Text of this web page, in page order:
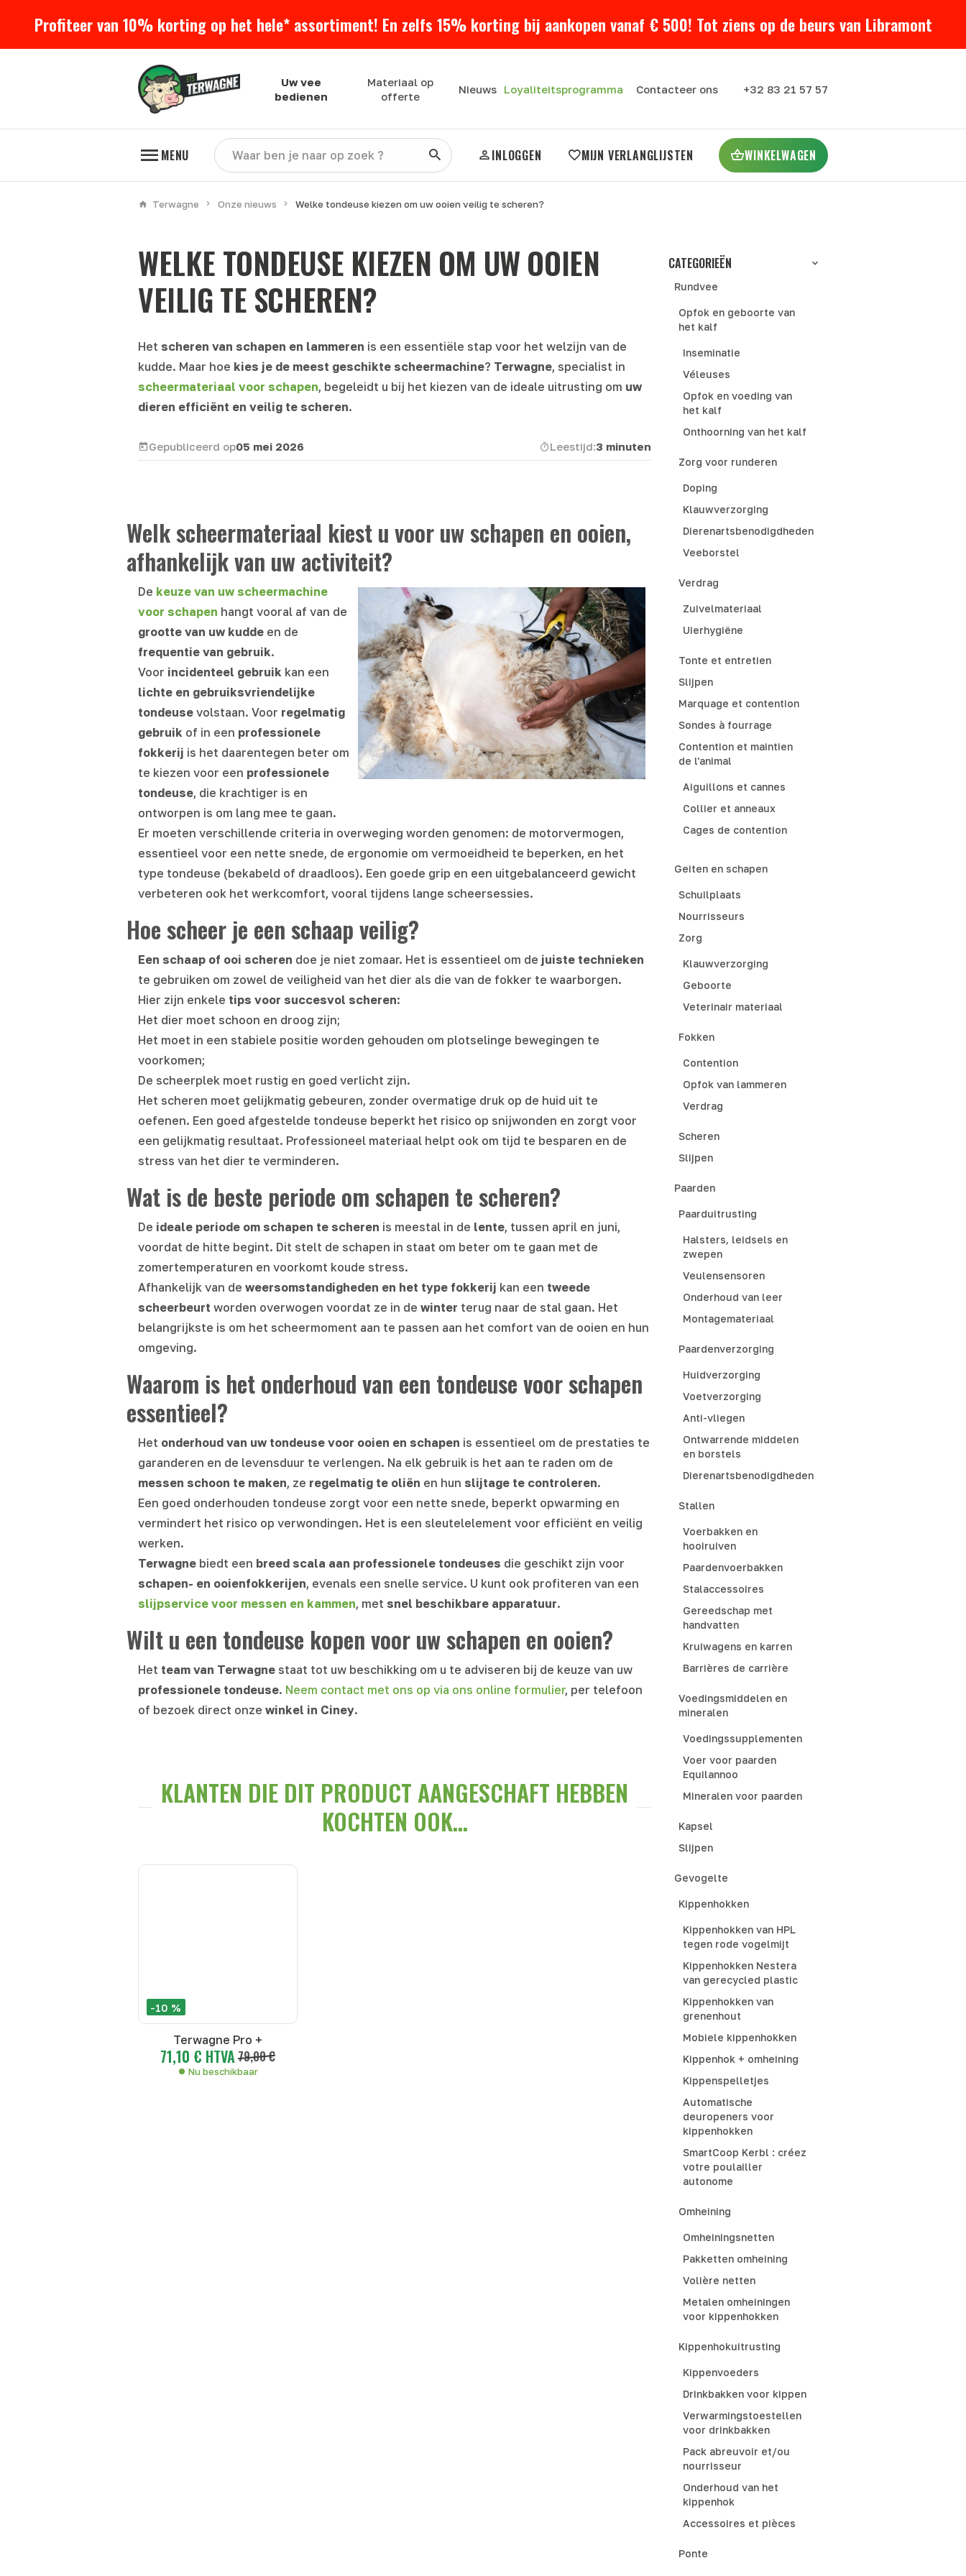
Profiteer van 10% korting op het hele* assortiment! En zelfs 15% korting bij aankopen vanaf € 500! Tot ziens op de beurs van Libramont
Uw vee
bedienen
Materiaal op
offerte
Nieuws Loyaliteitsprogramma Contacteer ons +32 83 21 57 57
MENU INLOGGEN MIJN VERLANGLIJSTEN WINKELWAGEN
Terwagne Onze nieuws Welke tondeuse kiezen om uw ooien veilig te scheren?
WELKE TONDEUSE KIEZEN OM UW OOIEN
VEILIG TE SCHEREN?
Het scheren van schapen en lammeren is een essentiële stap voor het welzijn van de
kudde. Maar hoe kies je de meest geschikte scheermachine? Terwagne, specialist in
scheermateriaal voor schapen, begeleidt u bij het kiezen van de ideale uitrusting om uw
dieren efficiënt en veilig te scheren.
Gepubliceerd op05 mei 2026 Leestijd:3 minuten
Welk scheermateriaal kiest u voor uw schapen en ooien,
afhankelijk van uw activiteit?
De keuze van uw scheermachine
voor schapen hangt vooral af van de
grootte van uw kudde en de
frequentie van gebruik.
Voor incidenteel gebruik kan een
lichte en gebruiksvriendelijke
tondeuse volstaan. Voor regelmatig
gebruik of in een professionele
fokkerij is het daarentegen beter om
te kiezen voor een professionele
tondeuse, die krachtiger is en
ontworpen is om lang mee te gaan.
Er moeten verschillende criteria in overweging worden genomen: de motorvermogen,
essentieel voor een nette snede, de ergonomie om vermoeidheid te beperken, en het
type tondeuse (bekabeld of draadloos). Een goede grip en een uitgebalanceerd gewicht
verbeteren ook het werkcomfort, vooral tijdens lange scheersessies.
Hoe scheer je een schaap veilig?
Een schaap of ooi scheren doe je niet zomaar. Het is essentieel om de juiste technieken
te gebruiken om zowel de veiligheid van het dier als die van de fokker te waarborgen.
Hier zijn enkele tips voor succesvol scheren:
Het dier moet schoon en droog zijn;
Het moet in een stabiele positie worden gehouden om plotselinge bewegingen te
voorkomen;
De scheerplek moet rustig en goed verlicht zijn.
Het scheren moet gelijkmatig gebeuren, zonder overmatige druk op de huid uit te
oefenen. Een goed afgestelde tondeuse beperkt het risico op snijwonden en zorgt voor
een gelijkmatig resultaat. Professioneel materiaal helpt ook om tijd te besparen en de
stress van het dier te verminderen.
Wat is de beste periode om schapen te scheren?
De ideale periode om schapen te scheren is meestal in de lente, tussen april en juni,
voordat de hitte begint. Dit stelt de schapen in staat om beter om te gaan met de
zomertemperaturen en voorkomt koude stress.
Afhankelijk van de weersomstandigheden en het type fokkerij kan een tweede
scheerbeurt worden overwogen voordat ze in de winter terug naar de stal gaan. Het
belangrijkste is om het scheermoment aan te passen aan het comfort van de ooien en hun
omgeving.
Waarom is het onderhoud van een tondeuse voor schapen
essentieel?
Het onderhoud van uw tondeuse voor ooien en schapen is essentieel om de prestaties te
garanderen en de levensduur te verlengen. Na elk gebruik is het aan te raden om de
messen schoon te maken, ze regelmatig te oliën en hun slijtage te controleren.
Een goed onderhouden tondeuse zorgt voor een nette snede, beperkt opwarming en
vermindert het risico op verwondingen. Het is een sleutelelement voor efficiënt en veilig
werken.
Terwagne biedt een breed scala aan professionele tondeuses die geschikt zijn voor
schapen- en ooienfokkerijen, evenals een snelle service. U kunt ook profiteren van een
slijpservice voor messen en kammen, met snel beschikbare apparatuur.
Wilt u een tondeuse kopen voor uw schapen en ooien?
Het team van Terwagne staat tot uw beschikking om u te adviseren bij de keuze van uw
professionele tondeuse. Neem contact met ons op via ons online formulier, per telefoon
of bezoek direct onze winkel in Ciney.
KLANTEN DIE DIT PRODUCT AANGESCHAFT HEBBEN
KOCHTEN OOK...
-10 %
Terwagne Pro +
71,10 € HTVA79,00 €
Nu beschikbaar
CATEGORIEËN
Rundvee
Opfok en geboorte van
het kalf
Inseminatie
Véleuses
Opfok en voeding van
het kalf
Onthoorning van het kalf
Zorg voor runderen
Doping
Klauwverzorging
Dierenartsbenodigdheden
Veeborstel
Verdrag
Zuivelmateriaal
Uierhygiëne
Tonte et entretien
Slijpen
Marquage et contention
Sondes à fourrage
Contention et maintien
de l'animal
Aiguillons et cannes
Collier et anneaux
Cages de contention
Geiten en schapen
Schuilplaats
Nourrisseurs
Zorg
Klauwverzorging
Geboorte
Veterinair materiaal
Fokken
Contention
Opfok van lammeren
Verdrag
Scheren
Slijpen
Paarden
Paarduitrusting
Halsters, leidsels en
zwepen
Veulensensoren
Onderhoud van leer
Montagemateriaal
Paardenverzorging
Huidverzorging
Voetverzorging
Anti-vliegen
Ontwarrende middelen
en borstels
Dierenartsbenodigdheden
Stallen
Voerbakken en
hooiruiven
Paardenvoerbakken
Stalaccessoires
Gereedschap met
handvatten
Kruiwagens en karren
Barrières de carrière
Voedingsmiddelen en
mineralen
Voedingssupplementen
Voer voor paarden
Equilannoo
Mineralen voor paarden
Kapsel
Slijpen
Gevogelte
Kippenhokken
Kippenhokken van HPL
tegen rode vogelmijt
Kippenhokken Nestera
van gerecycled plastic
Kippenhokken van
grenenhout
Mobiele kippenhokken
Kippenhok + omheining
Kippenspelletjes
Automatische
deuropeners voor
kippenhokken
SmartCoop Kerbl : créez
votre poulailler
autonome
Omheining
Omheiningsnetten
Pakketten omheining
Volière netten
Metalen omheiningen
voor kippenhokken
Kippenhokuitrusting
Kippenvoeders
Drinkbakken voor kippen
Verwarmingstoestellen
voor drinkbakken
Pack abreuvoir et/ou
nourrisseur
Onderhoud van het
kippenhok
Accessoires et pièces
Ponte